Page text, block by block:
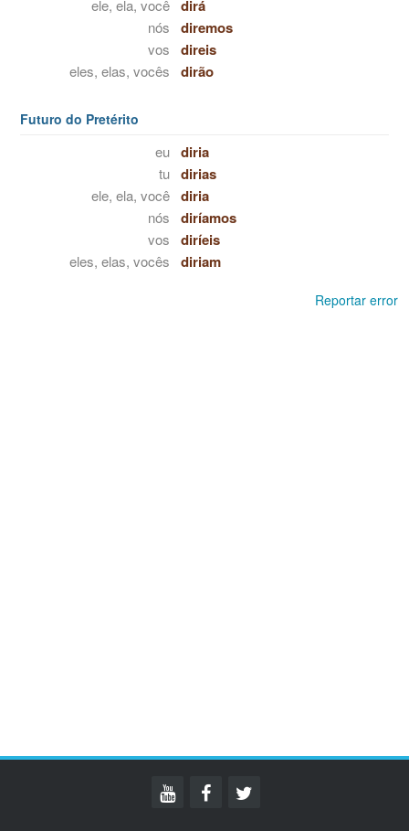
ele, ela, você dirá
nós diremos
vos direis
eles, elas, vocês dirão
Futuro do Pretérito
eu diria
tu dirias
ele, ela, você diria
nós diríamos
vos diríeis
eles, elas, vocês diriam
Reportar error